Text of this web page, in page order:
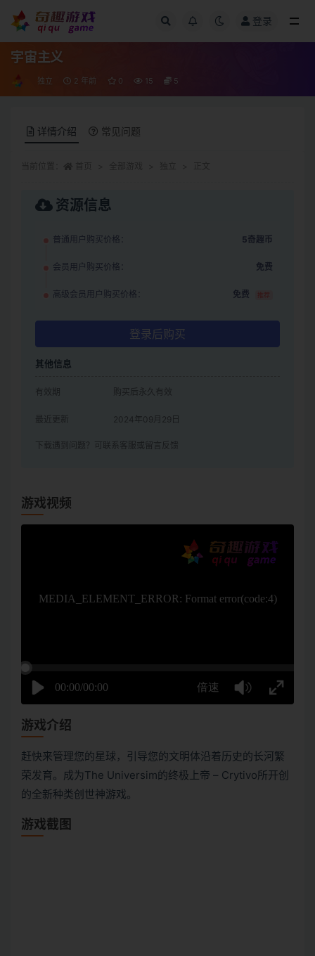
登录
宇宙主义
独立 2 年前 0 15 5
详情介绍 常见问题
资源信息
普通用户购买价格： 5奇趣币
会员用户购买价格： 免费
高级会员用户购买价格： 免费 推荐
登录后购买
其他信息
有效期 购买后永久有效
最近更新 2024年09月29日
下载遇到问题？可联系客服或留言反馈
游戏视频
游戏介绍
赶快来管理您的星球，引导您的文明体沿着历史的长河繁
荣发育。成为The Universim的终极上帝 – Crytivo所开创
的全新种类创世神游戏。
游戏截图